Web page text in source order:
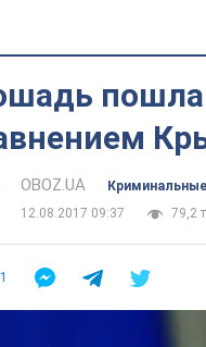
пошла
OBOZ.UA
12.08.2017 09:37
79,2